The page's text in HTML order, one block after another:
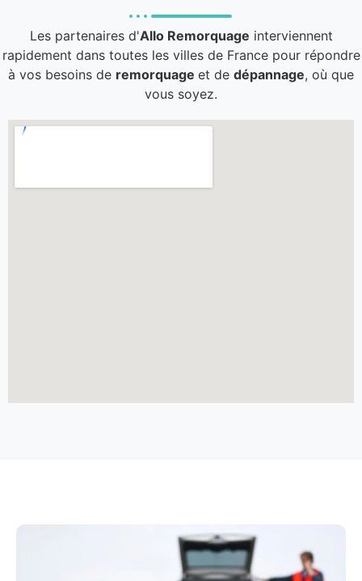
Les partenaires d'Allo Remorquage interviennent
rapidement dans toutes les villes de France pour répondre
à vos besoins de remorquage et de dépannage, où que
vous soyez.